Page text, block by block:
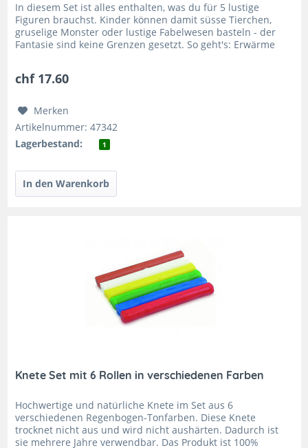
In diesem Set ist alles enthalten, was du für 5 lustige
Figuren brauchst. Kinder können damit süsse Tierchen,
gruselige Monster oder lustige Fabelwesen basteln - der
Fantasie sind keine Grenzen gesetzt. So geht's: Erwärme
chf 17.60
Merken
Artikelnummer: 47342
Lagerbestand:
1
Knete Set mit 6 Rollen in verschiedenen Farben
Hochwertige und natürliche Knete im Set aus 6
verschiedenen Regenbogen-Tonfarben. Diese Knete
trocknet nicht aus und wird nicht aushärten. Dadurch ist
sie mehrere Jahre verwendbar. Das Produkt ist 100%